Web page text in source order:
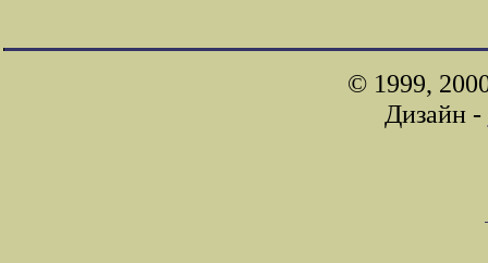
© 1999,
Дизайн -